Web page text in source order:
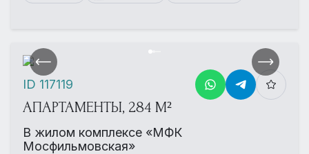
АПАРТАМЕНТЫ, 284 М²
В жилом комплексе «МФК
Мосфильмовская»
ID 117119